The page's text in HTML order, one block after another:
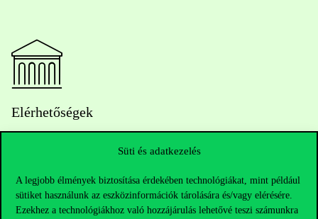
Süti és adatkezelés
A legjobb élmények biztosítása érdekében technológiákat, mint például
sütiket használunk az eszközinformációk tárolására és/vagy elérésére.
Ezekhez a technológiákhoz való hozzájárulás lehetővé teszi számunkra
Elérhetőségek
Kérdésed van a felvételivel kapcsolatban?